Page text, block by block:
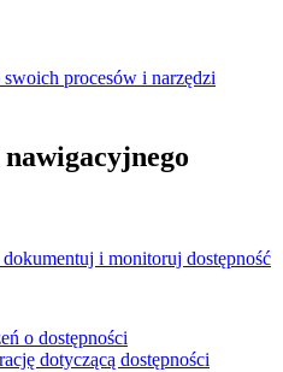
procesów i narzędzi
i monitoruj dostępność
o dostępności
dotyczącą dostępności